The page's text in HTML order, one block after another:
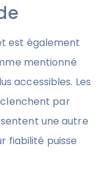
est également
mentionné
accessibles. Les
par
une autre
fiabilité puisse